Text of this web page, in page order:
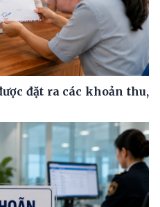
đặt ra các khoản thu,